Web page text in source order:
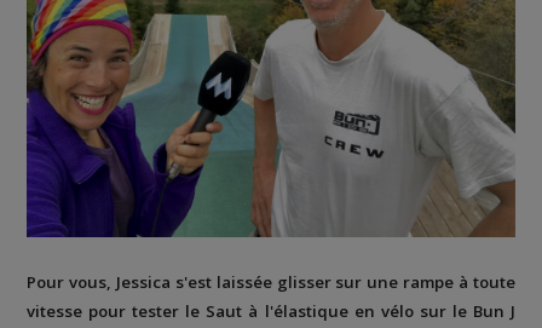
Pour vous, Jessica s'est laissée glisser sur une rampe à toute
vitesse pour tester le Saut à l'élastique en vélo sur le Bun J